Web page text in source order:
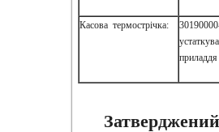
Касова термострічка:
приладдя